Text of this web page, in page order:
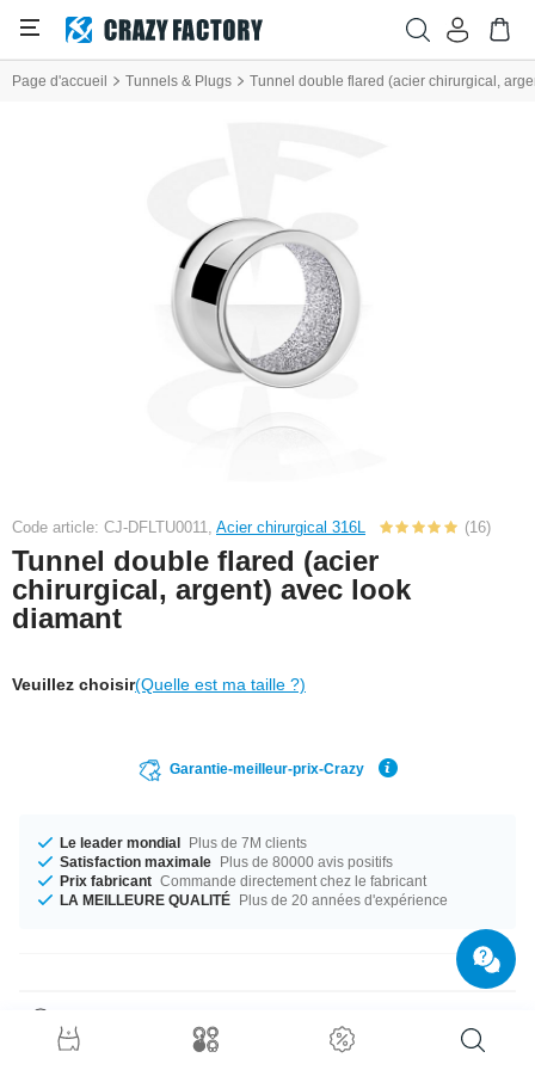
Page d'accueil Tunnels & Plugs Tunnel double flared (acier chirurgical,
Code article: CJ-DFLTU0011, Acier chirurgical 316L (16)
Tunnel double flared (acier
chirurgical, argent) avec look
diamant
Veuillez choisir(Quelle est ma taille ?)
Garantie-meilleur-prix-Crazy
Le leader mondial Plus de 7M clients
Satisfaction maximale Plus de 80000 avis positifs
Prix fabricant Commande directement chez le fabricant
LA MEILLEURE QUALITÉ Plus de 20 années d'expérience
Diamètres de 8 mm à 20 mm en stock. Un audacieux produit qui